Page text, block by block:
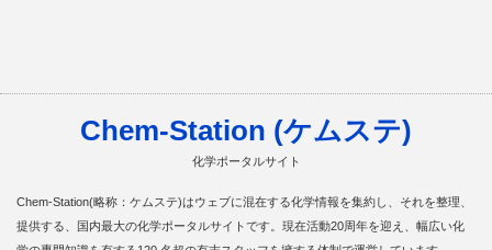
Chem-Station (ケムステ)
化学ポータルサイト
Chem-Station(略称：ケムステ)はウェブに混在する化学情報を集約し、それを整理、
提供する、国内最大の化学ポータルサイトです。現在活動20周年を迎え、幅広い化